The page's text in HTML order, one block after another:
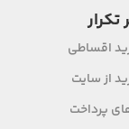
اقساطی
از سایت
پرداخت